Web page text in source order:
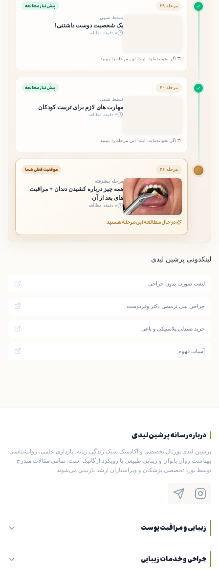
مرحله ۲۹ پیش‌نیاز مطالعه
تسلط نسبی
یک شخصیت دوست داشتنی!
۸ دقیقه مطالعه
اگر نخوانده‌اید، ابتدا این مرحله را ببینید
مرحله ۳۰ پیش‌نیاز مطالعه
تسلط نسبی
مهارت های لازم برای تربیت کودکان
۷ دقیقه مطالعه
اگر نخوانده‌اید، ابتدا این مرحله را ببینید
مرحله ۳۱ موقعیت فعلی شما
مرحله پیشرفته
همه چیز درباره کشیدن دندان + مراقبت
های بعد از آن
۸ دقیقه مطالعه
در حال مطالعه این مرحله هستید
لینکدونی پرشین لیدی
لیفت صورت بدون جراحی
جراحی بینی ترمیمی دکتر وقردوست
خرید صندلی پلاستیکی و باغی
آسیاب قهوه
درباره رسانه پرشین لیدی
پرشین لیدی پورتال تخصصی و آکادمیک سبک زندگی زنانه، بارداری علمی، روانشناسی
بهداشت روان بانوان و زیبایی طبیعی با رویکرد ارگانیک است. تمامی مقالات مندرج
توسط بورد تخصصی پزشکان و ویراستاران ارشد بازبینی می‌شوند.
زیبایی و مراقبت پوست
جراحی و خدمات زیبایی